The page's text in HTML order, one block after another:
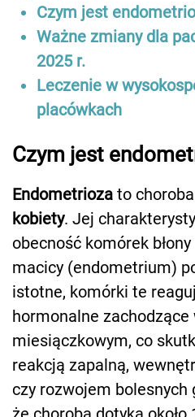
Czym jest
Ważne zmiany dla
2025 r.
Leczenie w
placówkach
Czym jest
Endometrioza to choroba
kobiety. Jej
obecność komórek
macicy (endometrium)
istotne, komórki te
hormonalne zachodzące
miesiączkowym, co
reakcją zapalną,
czy rozwojem bolesnych